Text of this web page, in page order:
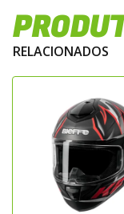
garantindo
utilizacao.
frontal que
interno e no
Sistema
Atende aos
para
assegurando
RELACIONADOS